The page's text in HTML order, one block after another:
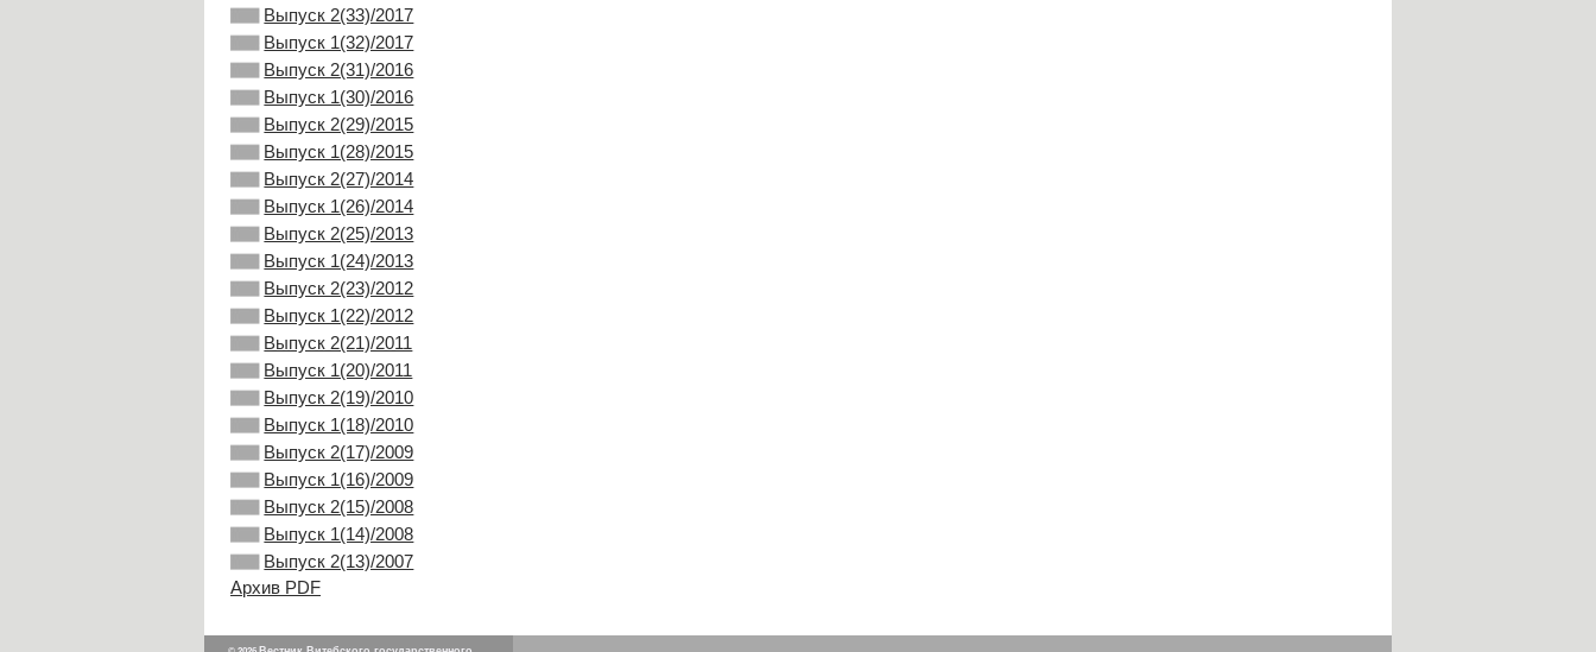
Выпуск 2(33)/2017
Выпуск 1(32)/2017
Выпуск 2(31)/2016
Выпуск 1(30)/2016
Выпуск 2(29)/2015
Выпуск 1(28)/2015
Выпуск 2(27)/2014
Выпуск 1(26)/2014
Выпуск 2(25)/2013
Выпуск 1(24)/2013
Выпуск 2(23)/2012
Выпуск 1(22)/2012
Выпуск 2(21)/2011
Выпуск 1(20)/2011
Выпуск 2(19)/2010
Выпуск 1(18)/2010
Выпуск 2(17)/2009
Выпуск 1(16)/2009
Выпуск 2(15)/2008
Выпуск 1(14)/2008
Выпуск 2(13)/2007
Архив PDF